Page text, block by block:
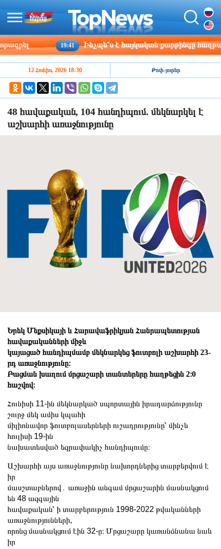
19:41 Ինչպե՞ս է հայկական քարթինգը
12 Հունիս, 2026 18:30 Թոփ-լուրեր
48 հավաքական, 104 հանդիպում. մեկնարկել է
աշխարհի առաջնությունը
Երեկ Մեքսիկայի և Հարավաֆրիկյան Հանրապետության
հավաքականների միջև
կայացած հանդիպմամբ մեկնարկեց ֆուտբոլի աշխարհի 23-
րդ առաջնությունը։
Բացման խաղում մրցաշարի տանտերերը հաղթեցին 2։0
հաշվով։
Հունիսի 11-ին մեկնարկած սպորտային իրադարձությունը
շուրջ մեկ ամիս կպահի
միլիոնավոր ֆուտբոլասերների ուշադրությունը՝ մինչև
հուլիսի 19-ին
նախատեսված եզրափակիչ հանդիպումը։
Աշխարհի այս առաջնությունը նախորդներից տարբերվում է
իր
մասշտաբներով․ առաջին անգամ մրցաշարին մասնակցում
են 48 ազգային
հավաքական՝ ի տարբերություն 1998-2022 թվականների
առաջնությունների,
որոնց մասնակցում էին 32-ը։ Մրցաշարը կառանձնանա նաև
իր